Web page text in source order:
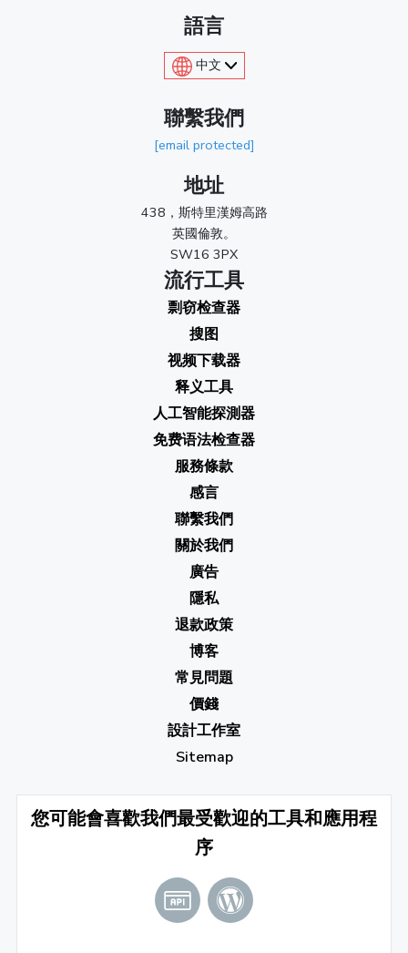
語言
中文
聯繫我們
[email protected]
地址
438，斯特里漢姆高路
英國倫敦。
SW16 3PX
流行工具
剽窃检查器
搜图
视频下载器
释义工具
人工智能探測器
免费语法检查器
服務條款
感言
聯繫我們
關於我們
廣告
隱私
退款政策
博客
常見問題
價錢
設計工作室
Sitemap
您可能會喜歡我們最受歡迎的工具和應用程
序